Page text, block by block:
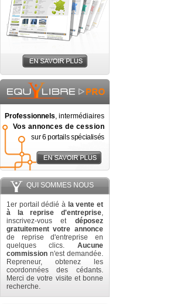
Professionnels, intermédiaires
Vos annonces de cession
sur 6 portails spécialisés
QUI SOMMES NOUS
1er portail dédié à la vente et
à la reprise d'entreprise,
inscrivez-vous et déposez
gratuitement votre annonce
de reprise d'entreprise en
quelques clics. Aucune
commission n'est demandée.
Repreneur, obtenez les
coordonnées des cédants.
Merci de votre visite et bonne
recherche.